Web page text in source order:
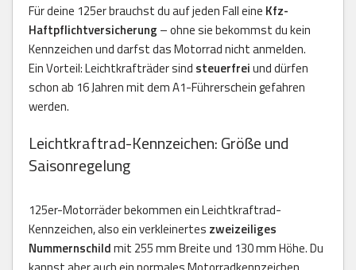
Für deine 125er brauchst du auf jeden Fall eine Kfz-
Haftpflichtversicherung – ohne sie bekommst du kein
Kennzeichen und darfst das Motorrad nicht anmelden.
Ein Vorteil: Leichtkrafträder sind steuerfreiund dürfen
schon ab 16 Jahren mit dem A1-Führerschein gefahren
werden.
Leichtkraftrad-Kennzeichen: Größe und
Saisonregelung
125er-Motorräder bekommen ein Leichtkraftrad-
Kennzeichen, also ein verkleinertes zweizeiliges
Nummernschildmit 255 mm Breite und 130 mm Höhe. Du